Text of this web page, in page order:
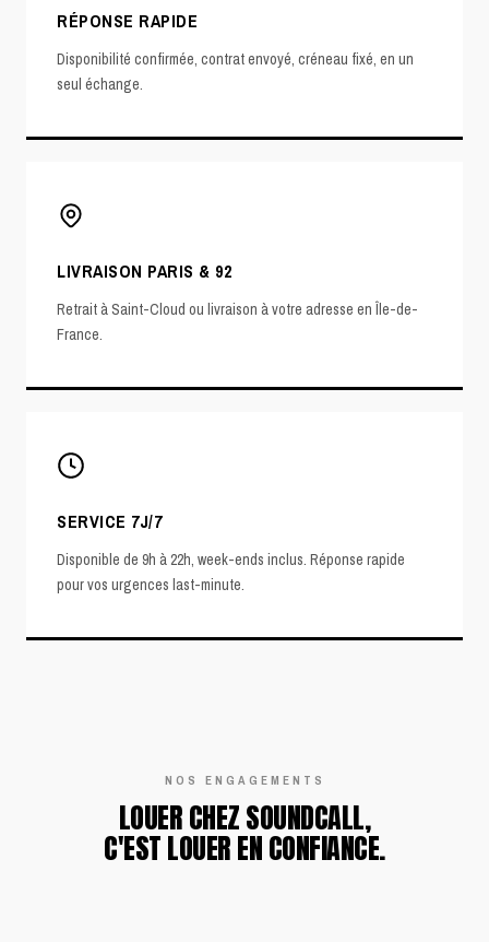
RÉPONSE RAPIDE
Disponibilité confirmée, contrat envoyé, créneau fixé, en un
seul échange.
LIVRAISON PARIS & 92
Retrait à Saint-Cloud ou livraison à votre adresse en Île-de-
France.
SERVICE 7J/7
Disponible de 9h à 22h, week-ends inclus. Réponse rapide
pour vos urgences last-minute.
NOS ENGAGEMENTS
LOUER CHEZ SOUNDCALL,
C'EST LOUER EN CONFIANCE.